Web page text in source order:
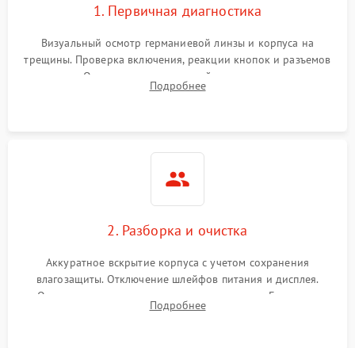
Экран (дисплей)1. Первичная диагностика
Визуальный осмотр германиевой линзы и корпуса на
трещины. Проверка включения, реакции кнопок и разъемов
зарядки. Оценка вывода тепловой сигнатуры на экран,
проверка базовых функций и считывание системных
Подробнее
2. Разборка и очистка
Аккуратное вскрытие корпуса с учетом сохранения
влагозащиты. Отключение шлейфов питания и дисплея.
Очистка внутренних плат от окислов и пыли. Бережная
обработка германиевого объектива специализированными
Подробнее